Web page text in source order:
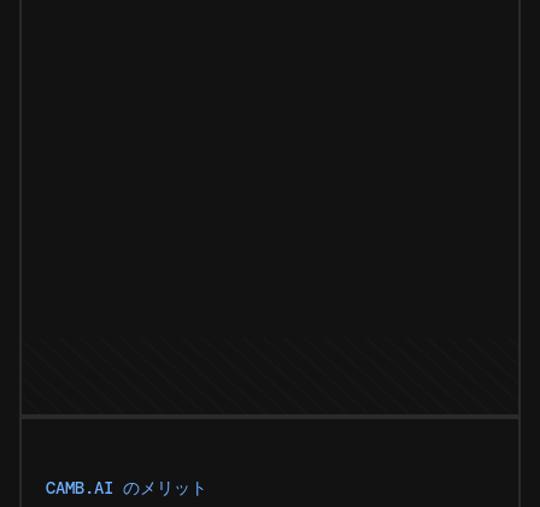
CAMB.AI のメリット